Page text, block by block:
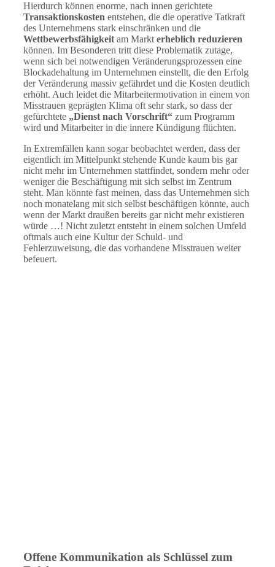
Hierdurch können enorme, nach innen gerichtete
Transaktionskosten entstehen, die die operative Tatkraft
des Unternehmens stark einschränken und die
Wettbewerbsfähigkeitam Markterheblich reduzieren
können. Im Besonderen tritt diese Problematik zutage,
wenn sich bei notwendigen Veränderungsprozessen eine
Blockadehaltung im Unternehmen einstellt, die den Erfolg
der Veränderung massiv gefährdet und die Kosten deutlich
erhöht. Auch leidet die Mitarbeitermotivation in einem von
Misstrauen geprägten Klima oft sehr stark, so dass der
gefürchtete „Dienst nach Vorschrift“ zum Programm
wird und Mitarbeiter in die innere Kündigung flüchten.
In Extremfällen kann sogar beobachtet werden, dass der
eigentlich im Mittelpunkt stehende Kunde kaum bis gar
nicht mehr im Unternehmen stattfindet, sondern mehr oder
weniger die Beschäftigung mit sich selbst im Zentrum
steht. Man könnte fast meinen, dass das Unternehmen sich
noch monatelang mit sich selbst beschäftigen könnte, auch
wenn der Markt draußen bereits gar nicht mehr existieren
würde …! Nicht zuletzt entsteht in einem solchen Umfeld
oftmals auch eine Kultur der Schuld- und
Fehlerzuweisung, die das vorhandene Misstrauen weiter
befeuert.
Offene Kommunikation als Schlüssel zum